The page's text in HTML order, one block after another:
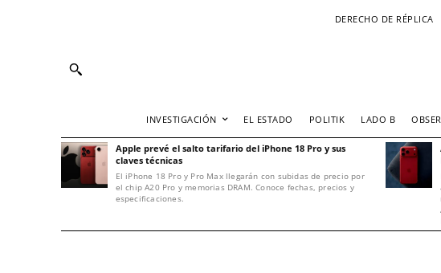
DERECHO DE RÉPLICA
INVESTIGACIÓN EL ESTADO POLITIK LADO B
Apple prevé el salto tarifario del iPhone 18 Pro y sus
claves técnicas
El iPhone 18 Pro y Pro Max llegarán con subidas de precio por
el chip A20 Pro y memorias DRAM. Conoce fechas, precios y
especificaciones.